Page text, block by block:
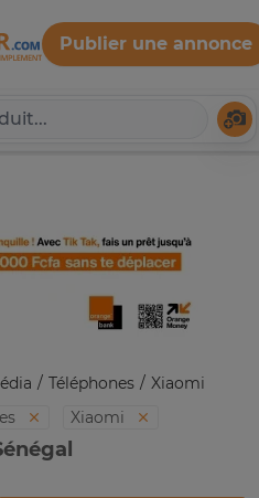
Publier une annonce
Téléphones
Xiaomi
Xiaomi